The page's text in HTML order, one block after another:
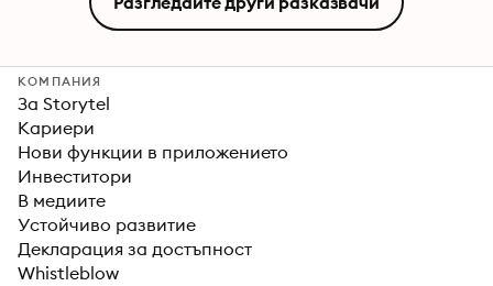
КОМПАНИЯ
За Storytel
Кариери
Нови функции в приложението
Инвеститори
В медиите
Устойчиво развитие
Декларация за достъпност
Whistleblow